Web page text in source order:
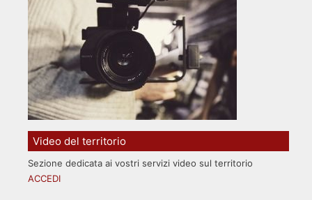
Video del territorio
Sezione dedicata ai vostri servizi video sul territorio
ACCEDI